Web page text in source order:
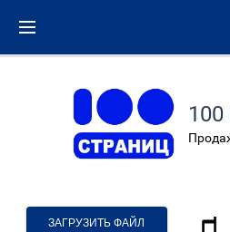
ЗАГРУЗИТЬ ФАЙЛ